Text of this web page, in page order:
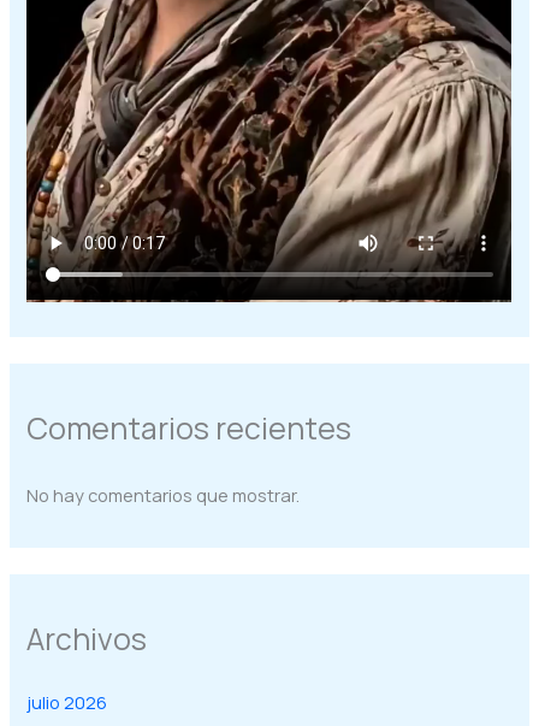
Comentarios recientes
No hay comentarios que mostrar.
Archivos
julio 2026